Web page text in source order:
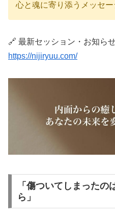
心と魂に寄り添うメッセ
🔗 最新セッション・お知ら
https://nijiryuu.com/
「傷ついてしまった
ら」